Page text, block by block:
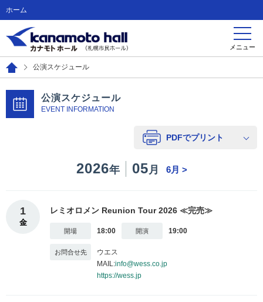
ホーム
メニュー
公演スケジュール
公演スケジュール
EVENT INFORMATION
PDFでプリント
2026年 05月 6月 >
1
金
レミオロメン Reunion Tour 2026 ≪完売≫
18:00 19:00
ウエス
MAIL:info@wess.co.jp
https://wess.jp